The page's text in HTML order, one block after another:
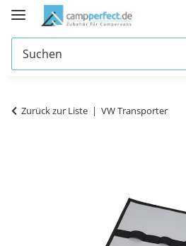
Zurück zur Liste VW Transporter